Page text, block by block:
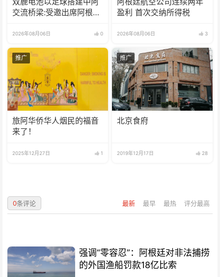
交流桥梁:受邀出席阿根廷
2026年08月06日 0
盈利 首次交纳所得税
2026年08月06日 3
推广
旅阿华侨华人烟民的福音
来了！
2025年12月27日 1
推广
北京食府
2019年12月17日 28
最新 最早 最热 评分最高
0条评论
强调“零容忍”：阿根廷对非法捕捞
的外国渔船罚款18亿比索